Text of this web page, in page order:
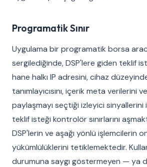
Programatik Sınır
Uygulama bir programatik borsa
sergilediğinde, DSP'lere giden teklif
hane halkı IP adresini, cihaz
tanımlayıcısını, içerik meta verilerini
paylaşmayı seçtiği izleyici sinyallerini
teklif isteği kontrolör sınırlarını
DSP'lerin ve aşağı yönlü işlemcilerin
yükümlülüklerini tetiklemektedir.
durumuna saygı göstermeyen — ya